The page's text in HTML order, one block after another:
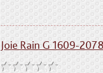
Joie Rain G 1609-